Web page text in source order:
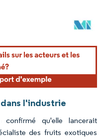
nécessite une attribution sous CC BY
l'industrie
qu'elle lancerait
des fruits exotiques